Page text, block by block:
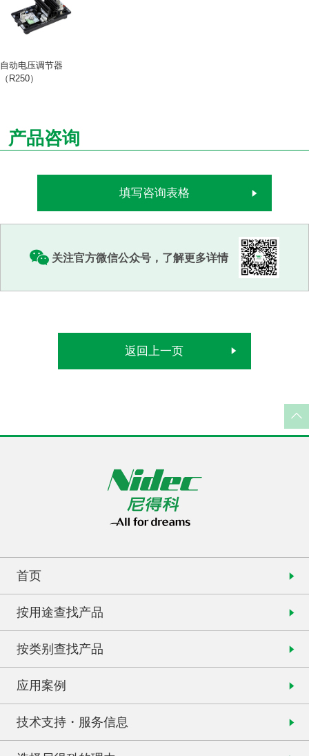
自动电压调节器
（R250）
产品咨询
填写咨询表格
关注官方微信公众号，了解更多详情
返回上一页
首页
按用途查找产品
按类别查找产品
应用案例
技术支持・服务信息